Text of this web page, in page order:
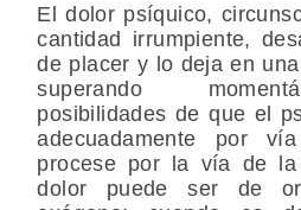
El dolor psíquico,
cantidad irrumpiente,
de placer y lo deja en una
superando
posibilidades de que el
adecuadamente por
procese por la vía de la
dolor puede ser de